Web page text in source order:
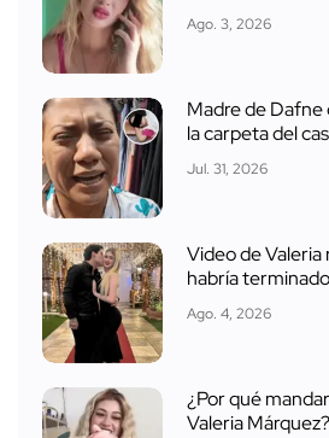
Ago. 3, 2026
Madre de Dafne
la carpeta del
Jul. 31, 2026
Video de Valeria
habría
Ago. 4, 2026
¿Por qué
Valeria Márquez?